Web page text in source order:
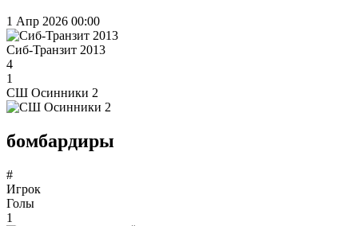
1 Апр 2026 00:00
Сиб-Транзит 2013
4
1
СШ Осинники 2
бомбардиры
#
Игрок
Голы
1